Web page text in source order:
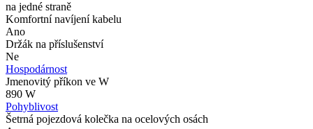
na jedné straně
Komfortní navíjení kabelu
Ano
Držák na příslušenství
Ne
Hospodárnost
Jmenovitý příkon ve W
890 W
Pohyblivost
Šetrná pojezdová kolečka na ocelových osách